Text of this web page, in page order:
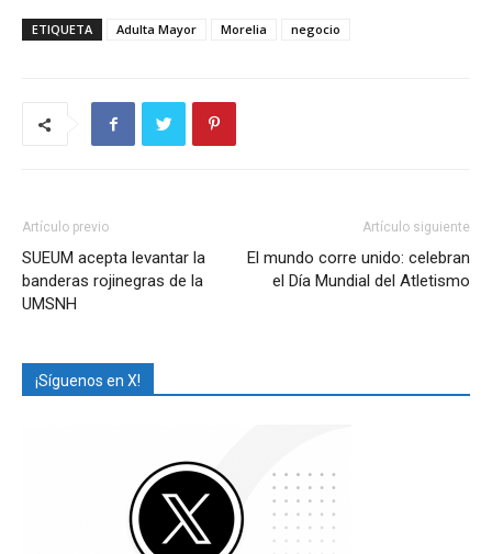
ETIQUETA Adulta Mayor Morelia negocio
Artículo previo
SUEUM acepta levantar la
banderas rojinegras de la
UMSNH
Artículo siguiente
El mundo corre unido: celebran
el Día Mundial del Atletismo
¡Síguenos en X!